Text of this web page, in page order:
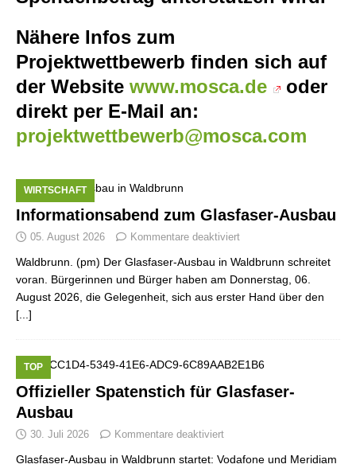
Nähere Infos zum
Projektwettbewerb finden sich auf
der Website www.mosca.de
oder
direkt per E-Mail an:
projektwettbewerb@mosca.com
Informationsabend zum Glasfaser-Ausbau
WIRTSCHAFT
05. August 2026 Kommentare deaktiviert
Waldbrunn. (pm) Der Glasfaser-Ausbau in Waldbrunn schreitet
voran. Bürgerinnen und Bürger haben am Donnerstag, 06.
August 2026, die Gelegenheit, sich aus erster Hand über den
[...]
Offizieller Spatenstich für Glasfaser-
Ausbau
TOP
30. Juli 2026 Kommentare deaktiviert
Glasfaser-Ausbau in Waldbrunn startet: Vodafone und Meridiam